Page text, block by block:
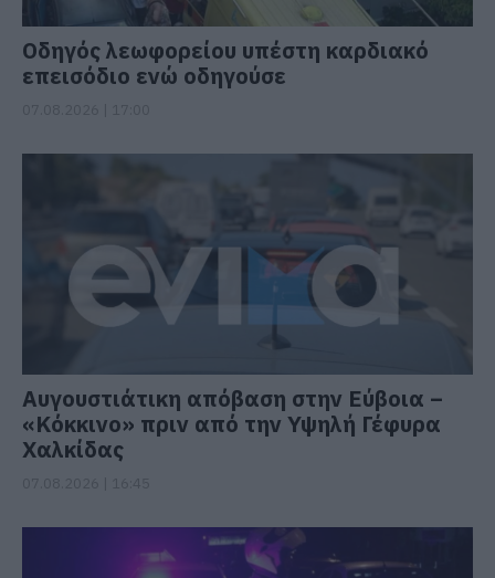
Οδηγός λεωφορείου υπέστη καρδιακό
επεισόδιο ενώ οδηγούσε
Αυγουστιάτικη απόβαση στην Εύβοια –
«Κόκκινο» πριν από την Υψηλή Γέφυρα
Χαλκίδας